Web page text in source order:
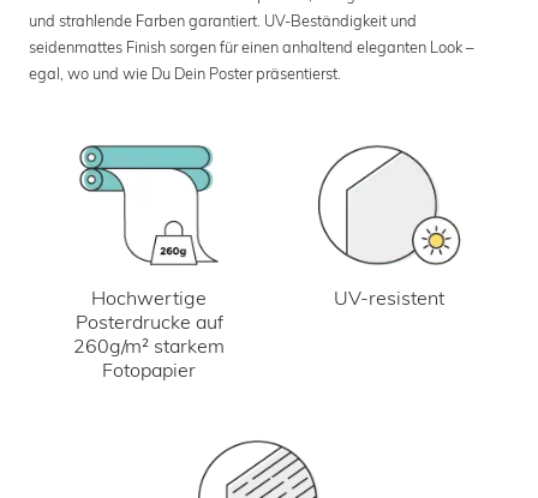
und strahlende Farben garantiert. UV-Beständigkeit und
seidenmattes Finish sorgen für einen anhaltend eleganten Look –
egal, wo und wie Du Dein Poster präsentierst.
Hochwertige
Posterdrucke auf
260g/m² starkem
Fotopapier
UV-resistent